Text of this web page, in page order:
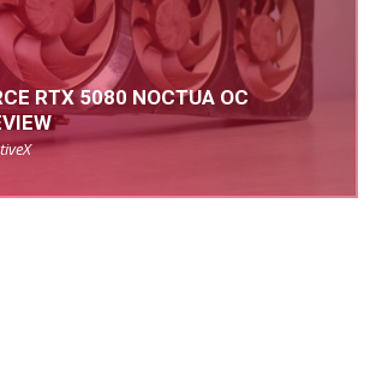
RTX 5080 NOCTUA OC